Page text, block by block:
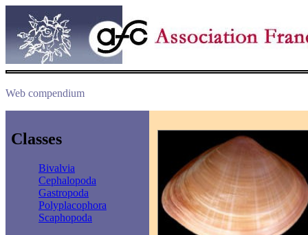
Web compendium
Classes
Bivalvia
Cephalopoda
Gastropoda
Polyplacophora
Scaphopoda